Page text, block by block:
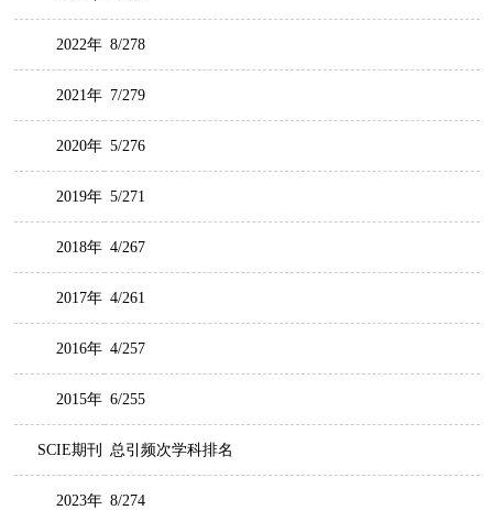
2022年 8/278
2021年 7/279
2020年 5/276
2019年 5/271
2018年 4/267
2017年 4/261
2016年 4/257
2015年 6/255
SCIE期刊 总引频次学科排名
2023年 8/274